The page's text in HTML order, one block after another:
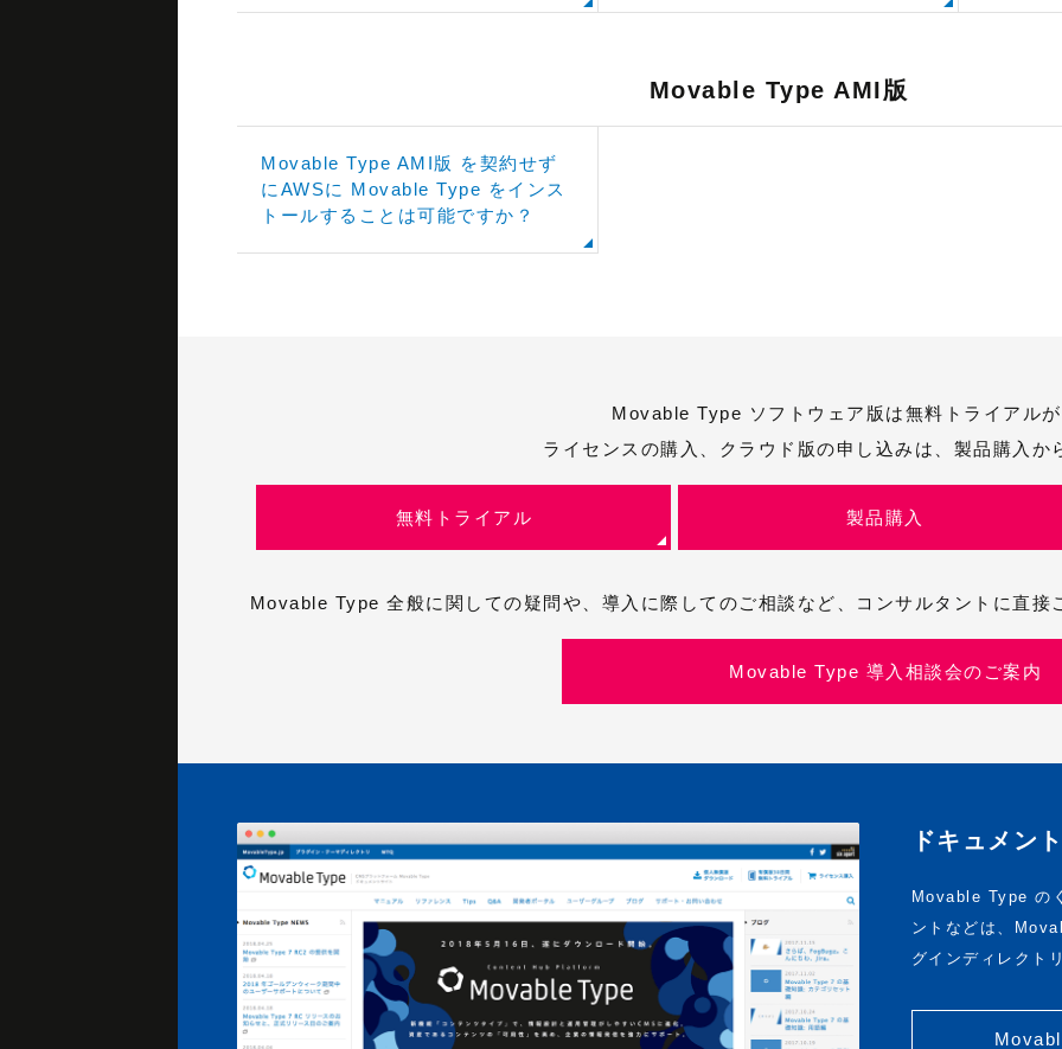
Movable Type AMI版
Movable Type AMI版 を契約せず
にAWSに Movable Type をインス
トールすることは可能ですか？
Movable Type ソフトウェア版は無料トライアル
ライセンスの購入、クラウド版の申し込みは、製品購入か
無料トライアル 製品購入
Movable Type 全般に関しての疑問や、導入に際してのご相談など、コンサルタントに直
Movable Type 導入相談会のご案内
ドキュメン
Movable Type の
ントなどは、
グインディレクト